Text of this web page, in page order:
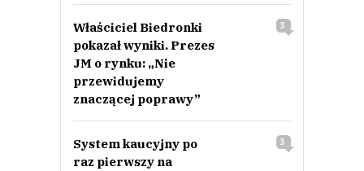
Właściciel Biedronki
pokazał wyniki. Prezes
JM o rynku: „Nie
przewidujemy
znaczącej poprawy”
3
System kaucyjny po
raz pierwszy na
3